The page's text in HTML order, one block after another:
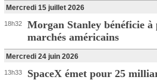
Mercredi 15 juillet 2026
18h32
Morgan Stanley bénéficie
marchés américains
Mercredi 24 juin 2026
13h33 SpaceX émet pour 25